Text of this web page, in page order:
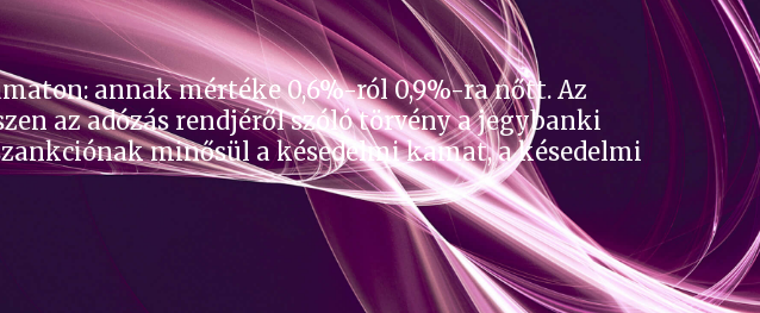
annak mértéke 0,6%-ról 0,9%-ra nőtt. Az
az adózás rendjéről szóló törvény a jegybanki
minősül a késedelmi kamat, a késedelmi